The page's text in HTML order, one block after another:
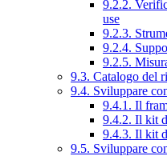
9.2.2.
use
9.2.3.
9.2.4.
9.2.5.
9.3. Catalogo del
9.4. Sviluppare
9.4.1. Il
9.4.2. Il kit
9.4.3. Il kit
9.5. Sviluppare